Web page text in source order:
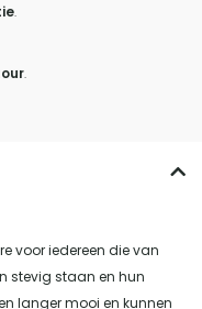
.
.
voor iedereen die van
stevig staan en hun
langer mooi en kunnen